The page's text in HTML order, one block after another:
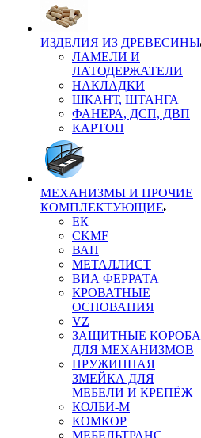
ИЗДЕЛИЯ ИЗ ДРЕВЕСИНЫ
ЛАМЕЛИ И
ЛАТОДЕРЖАТЕЛИ
НАКЛАДКИ
ШКАНТ, ШТАНГА
ФАНЕРА, ДСП, ДВП
КАРТОН
МЕХАНИЗМЫ И ПРОЧИЕ
КОМПЛЕКТУЮЩИЕ
ЕК
CKMF
ВАП
МЕТАЛЛИСТ
ВИА ФЕРРАТА
КРОВАТНЫЕ
ОСНОВАНИЯ
VZ
ЗАЩИТНЫЕ КОРОБА
ДЛЯ МЕХАНИЗМОВ
ПРУЖИННАЯ
ЗМЕЙКА ДЛЯ
МЕБЕЛИ И КРЕПЁЖ
КОЛБИ-М
КОМКОР
МЕБЕЛЬТРАНС